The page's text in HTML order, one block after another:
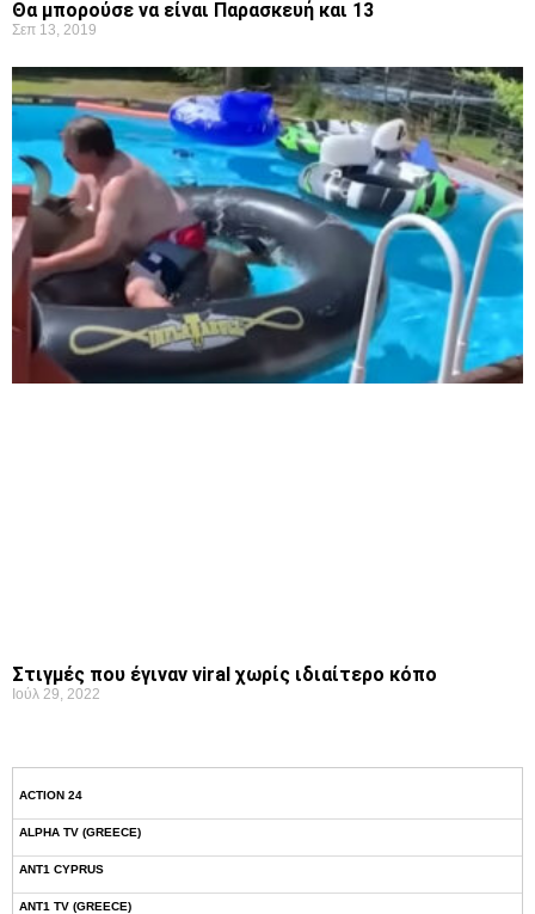
Θα μπορούσε να είναι Παρασκευή και 13
Σεπ 13, 2019
Στιγμές που έγιναν viral χωρίς ιδιαίτερο κόπο
Ιούλ 29, 2022
ACTION 24
ALPHA TV (GREECE)
ANT1 CYPRUS
ANT1 TV (GREECE)